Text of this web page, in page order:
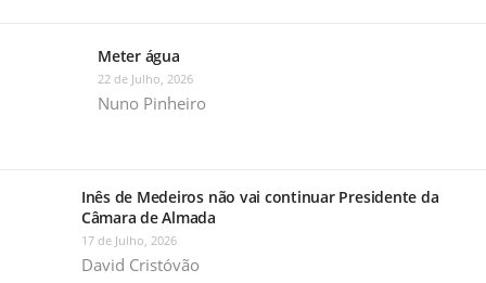
Meter água
22 de Julho, 2026
Nuno Pinheiro
Inês de Medeiros não vai continuar Presidente da
Câmara de Almada
17 de Julho, 2026
David Cristóvão